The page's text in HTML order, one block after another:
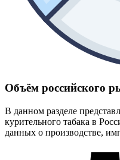
Объём российского
В данном разделе
курительного табака в
данных о производстве,